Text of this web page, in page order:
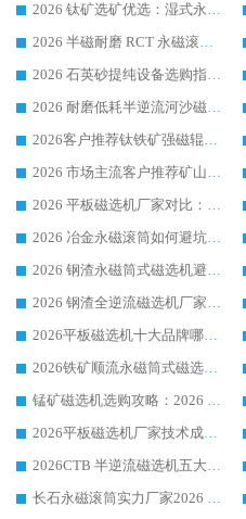
2026 钛矿选矿优选：湿式永磁筒式磁选机源头厂家华体会手机网页版-华体会(中国) 综合解析
2026 半磁耐磨 RCT 永磁滚筒选购指南，临朐源头生产厂家华体会手机网页版-华体会(中国) 实测分享
2026 石英砂提纯设备选购指南：华体会手机网页版-华体会(中国) 提纯磁选机厂家综合解读
2026 耐磨低耗半逆流河沙磁选机选购指南 临朐产业集群源头厂华体会手机网页版-华体会(中国) 详细解析
2026客户推荐钛铁矿强磁辊式磁选机，临朐靠谱生产厂家华体会手机网页版-华体会(中国) 详解
2026 市场主流客户推荐矿山磁选机靠谱生产厂家选华体会手机网页版-华体会(中国)
2026 平板磁选机厂家对比：现场实测、真实案例与靠谱厂家推荐
2026 冶金永磁滚筒如何避坑参考：售后完善案例多 华体会手机网页版-华体会(中国) 靠谱厂家
2026 钢渣永磁筒式磁选机避坑参考：售后完善案例多，华体会手机网页版-华体会(中国) 稳居榜单
2026 钢渣全逆流磁选机厂家推荐 靠谱品牌售后完善案例丰富
2026平板磁选机十大品牌哪家好?华体会手机网页版-华体会(中国) 作为靠谱厂家实力出众
2026铁矿顺流永磁筒式磁选机十大品牌：华体会手机网页版-华体会(中国) 作为实力厂家领跑行业
锰矿磁选机选购攻略：2026 年靠谱厂家对比与避坑指南
2026平板磁选机厂家技术成熟口碑稳定推荐榜：华体会手机网页版-华体会(中国) 厂家
2026CTB 半逆流磁选机五大排行 实力厂家华体会手机网页版-华体会(中国) 领跑行业
长石永磁滚筒实力厂家2026 华体会手机网页版-华体会(中国) 深耕磁电领域品质可靠